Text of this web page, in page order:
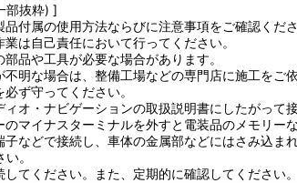
部抜粋) ]
付属の使用方法ならびに注意事項をご確認くださ
は自己責任において行ってください。
品や工具が必要な場合があります。
明な場合は、整備工場などの専門店に施工をご依
ず守ってください。
オ・ナビゲーションの取扱説明書にしたがって
マイナスターミナルを外すと電装品のメモリー
子などで接続し、車体の金属部などにはさみ込ま
。
てください。また、定期的に確認してください。